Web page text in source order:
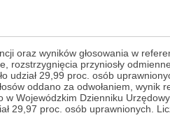
oraz wyników głosowania w
rozstrzygnięcia przyniosły
udział 29,99 proc. osób
oddano za odwołaniem,
Wojewódzkim Dzienniku
29,97 proc. osób